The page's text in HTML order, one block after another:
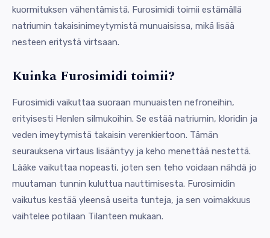
kuormituksen vähentämistä. Furosimidi toimii estämällä
natriumin takaisinimeytymistä munuaisissa, mikä lisää
nesteen eritystä virtsaan.
Kuinka Furosimidi toimii?
Furosimidi vaikuttaa suoraan munuaisten nefroneihin,
erityisesti Henlen silmukoihin. Se estää natriumin, kloridin ja
veden imeytymistä takaisin verenkiertoon. Tämän
seurauksena virtaus lisääntyy ja keho menettää nestettä.
Lääke vaikuttaa nopeasti, joten sen teho voidaan nähdä jo
muutaman tunnin kuluttua nauttimisesta. Furosimidin
vaikutus kestää yleensä useita tunteja, ja sen voimakkuus
vaihtelee potilaan Tilanteen mukaan.